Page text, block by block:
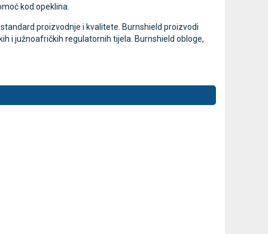
kod opeklina.
proizvodnje i kvalitete. Burnshield proizvodi
i južnoafričkih regulatornih tijela. Burnshield obloge,
Novo MESI mTABLET torba -
Cijena na upit
DODAJ